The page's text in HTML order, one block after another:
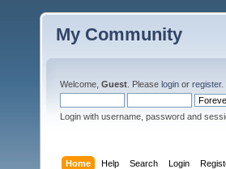
My Community
Welcome, Guest . Please login or register.
Login with username, password and
Home Help Search Login